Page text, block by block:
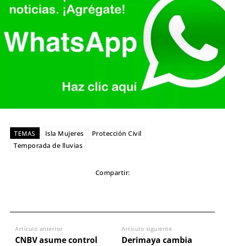
TEMAS Isla Mujeres
Protección Civil
Temporada de lluvias
Compartir:
Artículo anterior
CNBV asume control
Artículo siguiente
Derimaya cambia